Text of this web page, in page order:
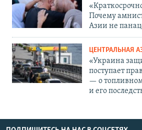
Почему
Азии не
ЦЕНТРАЛЬНАЯ
«Украина
поступает
— о
и его